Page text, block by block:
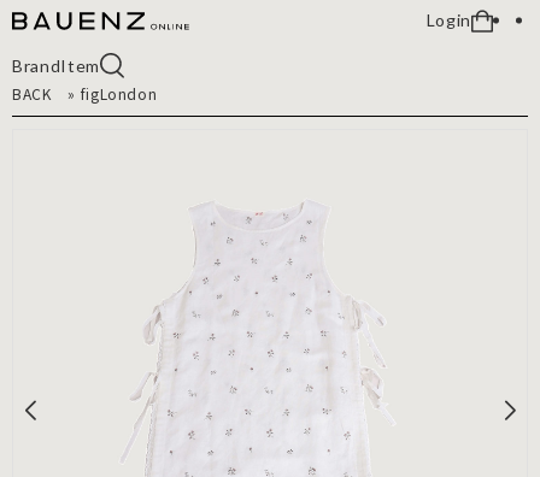
Login
BrandItem
BACK
» figLondon